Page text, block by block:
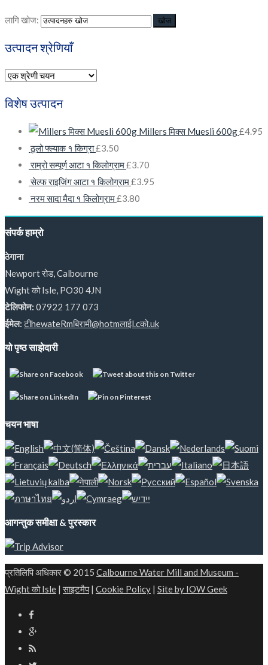
लागि खोज: खोज
उत्पादन श्रेणियाँ
विशेष उत्पादन
Millers मिक्स Muesli 600g£4.95
ठूलो फ्ल्याक १ किग्रा£3.50
राम्रो सम्पूर्ण आटा १ किलोग्राम£3.70
सेल्फ राइजिंग आटा १ किलोग्राम£3.95
नरम सादा मैदा १ किलोग्राम£3.80
संपर्क हाम्रो
ठेगाना
Newport रोड, Calbourne
Wight को Isle, PO30 4JN
टेलिफोन: 07922 177 073
ईमेल: टीhewateRmबिरामी@hotmलाईl.cको.uk
यो पृष्ठ साझेदारी
चयन भाषा
आगन्तुक समीक्षा & पुरस्कार
प्रतिलिपि अधिकार © 2015 Calbourne Water Mill and Museum -
Wight को Isle |साइटमैप| Cookie Policy | Site by IOW Geek